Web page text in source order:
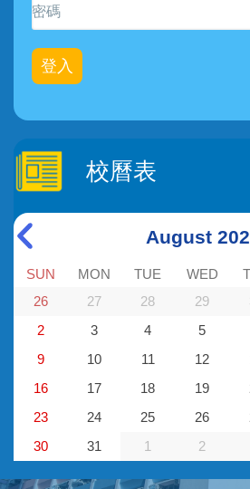
校曆表
August
SUN MON TUE WED
26
27 28 29
2
3 4 5
9
10 11 12
16
17 18 19
23
24 25 26
30
31 1 2